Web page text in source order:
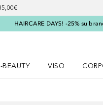
HAIRCARE DAYS! -25% su
BEAUTY
VISO